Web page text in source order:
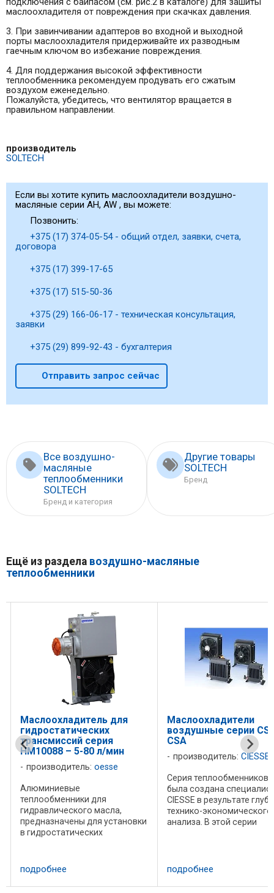
маслоохладителя от повреждения при скачках давления.
3. При завинчивании адаптеров во входной и выходной
порты маслоохладителя придерживайте их разводным
гаечным ключом во избежание повреждения.
4. Для поддержания высокой эффективности
теплообменника рекомендуем продувать его сжатым
воздухом еженедельно.
Пожалуйста, убедитесь, что вентилятор вращается в
правильном направлении.
производитель
SOLTECH
Если вы хотите купить маслоохладители воздушно-
масляные серии AH, AW , вы можете:
Позвонить:
+375 (17) 374-05-54 - общий отдел, заявки, счета,
договора
+375 (17) 399-17-65
+375 (17) 515-50-36
+375 (29) 166-06-17 - техническая консультация,
заявки
+375 (29) 899-92-43 - бухгалтерия
Отправить запрос сейчас
Все воздушно-
масляные
теплообменники
SOLTECH
Бренд и категория
Другие товары
SOLTECH
Бренд
Ещё из раздела воздушно-масляные
теплообменники
Маслоохладитель для
гидростатических
трансмиссий серия
HM10088 – 5-80 л/мин
производитель: oesse
Алюминиевые
теплообменники для
гидравлического масла,
предназначены для установки
в гидростатических
бетоносмесителей и насосов.
Теплообменники серии HM
оснащены алюминиевым
подробнее
Маслоохладители
воздушные серии
CSA
производитель: CIESSE
Серия теплообменников
была создана
CIESSE в результате
технико-экономического
анализа. В этой серии
потребностей по
техническим ...
подробнее